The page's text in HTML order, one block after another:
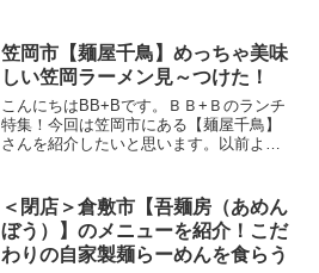
お店の名前からして味が良いに違いな
い。この記事では【らー...
笠岡市【麺屋千鳥】めっちゃ美味
しい笠岡ラーメン見～つけた！
こんにちはBB+Bです。ＢＢ+Ｂのランチ
特集！今回は笠岡市にある【麺屋千鳥】
さんを紹介したいと思います。以前より
ました(*‘∀‘)この記事では【麺屋千鳥】さ
んの場所や営...
＜閉店＞倉敷市【吾麺房（あめん
ぼう）】のメニューを紹介！こだ
わりの自家製麺らーめんを食らう